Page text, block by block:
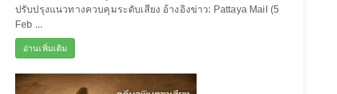
ปรับปรุงแนวทางควบคุมระดับเสียง อ้างอิงข่าว: Pattaya Mail (5
Feb ...
อ่านเพิ่มเติม